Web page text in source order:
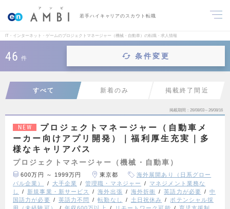
若手ハイキャリアのスカウト転職
IT・インターネット・ゲームのプロジェクトマネージャー（機械・自動車）の転職・求人情報
46 件 条件変更
すべて 新着のみ 掲載終了間近
掲載期間 26/08/03～26/08/16
NEW
プロジェクトマネージャー（自動車メ
ーカー向けアプリ開発）｜福利厚生充実｜多
様なキャリアパス
プロジェクトマネージャー（機械・自動車）
600万円 ～ 1999万円 東京都
海外展開あり（日系グロー
バル企業）
大手企業 管理職・マネジャー
マネジメント業務な
し
新規事業・新サービス 海外出張 海外折衝 英語力が必要
中
国語力が必要
英語力不問 転勤なし 土日祝休み
ポテンシャル採
用（未経験可）
年収600万以上 リモートワーク可能
育児支援制